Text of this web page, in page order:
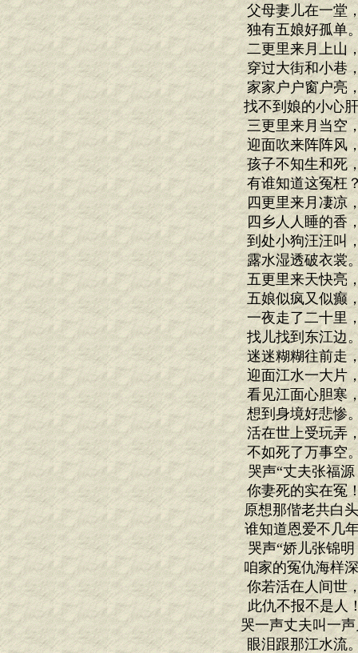
父母妻儿在一堂
独有五娘好孤单
二更里来月上山
穿过大街和小巷
家家户户窗户亮
找不到娘的小心
三更里来月当空
迎面吹来阵阵风
孩子不知生和死
有谁知道这冤枉
四更里来月凄凉
四乡人人睡的香
到处小狗汪汪叫
露水湿透破衣裳
五更里来天快亮
五娘似疯又似癫
一夜走了二十里
找儿找到东江边
迷迷糊糊往前走
迎面江水一大片
看见江面心胆寒
想到身境好悲惨
活在世上受玩弄
不如死了万事空
哭声“丈夫张福源
你妻死的实在冤
原想那偕老共白
谁知道恩爱不几
哭声“娇儿张锦明
咱家的冤仇海样
你若活在人间世
此仇不报不是人
哭一声丈夫叫一声
眼泪跟那江水流